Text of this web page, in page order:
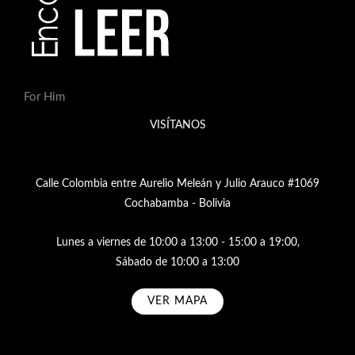
For Him
VISÍTANOS
Calle Colombia entre Aurelio Meleán y Julio Arauco #1069
Cochabamba - Bolivia
Lunes a viernes de 10:00 a 13:00 - 15:00 a 19:00,
Sábado de 10:00 a 13:00
VER MAPA